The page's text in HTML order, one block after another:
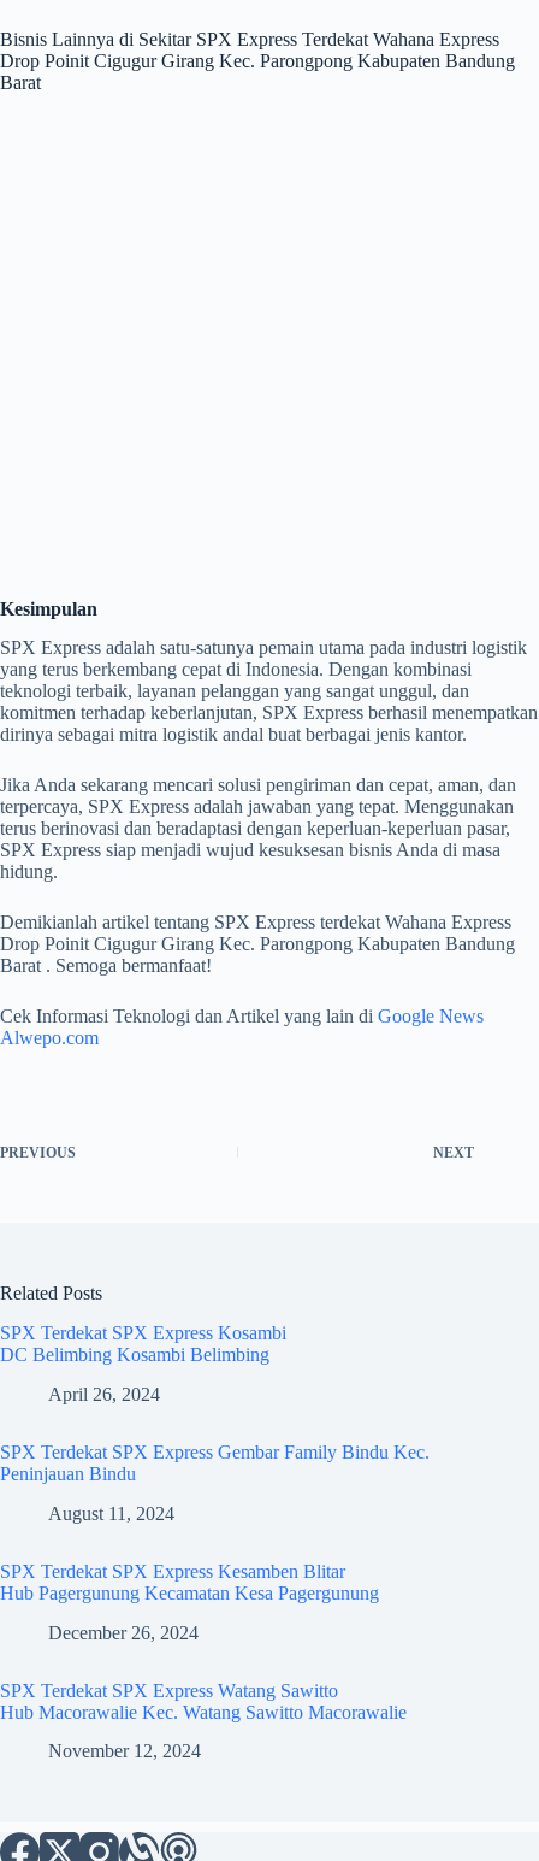
Bisnis Lainnya di Sekitar SPX Express Terdekat Wahana Express
Drop Poinit Cigugur Girang Kec. Parongpong Kabupaten Bandung
Barat
Kesimpulan
SPX Express adalah satu-satunya pemain utama pada industri logistik
yang terus berkembang cepat di Indonesia. Dengan kombinasi
teknologi terbaik, layanan pelanggan yang sangat unggul, dan
komitmen terhadap keberlanjutan, SPX Express berhasil menempatkan
dirinya sebagai mitra logistik andal buat berbagai jenis kantor.
Jika Anda sekarang mencari solusi pengiriman dan cepat, aman, dan
terpercaya, SPX Express adalah jawaban yang tepat. Menggunakan
terus berinovasi dan beradaptasi dengan keperluan-keperluan pasar,
SPX Express siap menjadi wujud kesuksesan bisnis Anda di masa
hidung.
Demikianlah artikel tentang SPX Express terdekat Wahana Express
Drop Poinit Cigugur Girang Kec. Parongpong Kabupaten Bandung
Barat . Semoga bermanfaat!
Cek Informasi Teknologi dan Artikel yang lain di Google News
Alwepo.com
PREVIOUS NEXT
Related Posts
SPX Terdekat SPX Express Kosambi
DC Belimbing Kosambi Belimbing
April 26, 2024
SPX Terdekat SPX Express Gembar Family Bindu Kec.
Peninjauan Bindu
August 11, 2024
SPX Terdekat SPX Express Kesamben Blitar
Hub Pagergunung Kecamatan Kesa Pagergunung
December 26, 2024
SPX Terdekat SPX Express Watang Sawitto
Hub Macorawalie Kec. Watang Sawitto Macorawalie
November 12, 2024